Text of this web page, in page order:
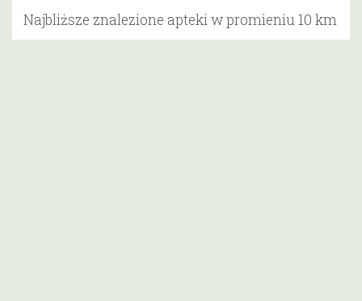
Najbliższe znalezione apteki w promieniu 10 km